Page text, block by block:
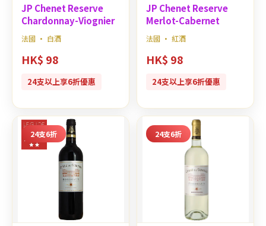
JP Chenet Reserve
Chardonnay-Viognier
法國 · 白酒
HK$ 98
24支以上享6折優惠
JP Chenet Reserve
Merlot-Cabernet
法國 · 紅酒
HK$ 98
24支以上享6折優惠
24支6折 24支6折